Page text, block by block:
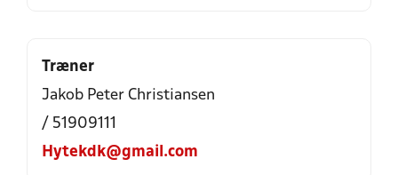
Træner
Jakob Peter Christiansen
/ 51909111
Hytekdk@gmail.com